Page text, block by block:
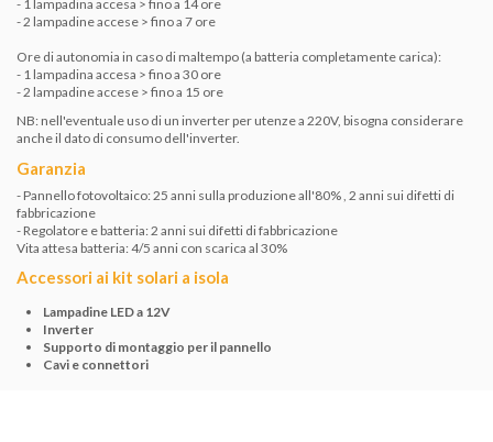
- 1 lampadina accesa > fino a 14 ore
- 2 lampadine accese > fino a 7 ore
Ore di autonomia in caso di maltempo (a batteria completamente carica):
- 1 lampadina accesa > fino a 30 ore
- 2 lampadine accese > fino a 15 ore
NB: nell'eventuale uso di un inverter per utenze a 220V, bisogna considerare
anche il dato di consumo dell'inverter.
Garanzia
- Pannello fotovoltaico: 25 anni sulla produzione all'80% , 2 anni sui difetti di
fabbricazione
- Regolatore e batteria: 2 anni sui difetti di fabbricazione
Vita attesa batteria: 4/5 anni con scarica al 30%
Accessori ai kit solari a isola
Lampadine LED a 12V
Inverter
Supporto di montaggio per il pannello
Cavi e connettori